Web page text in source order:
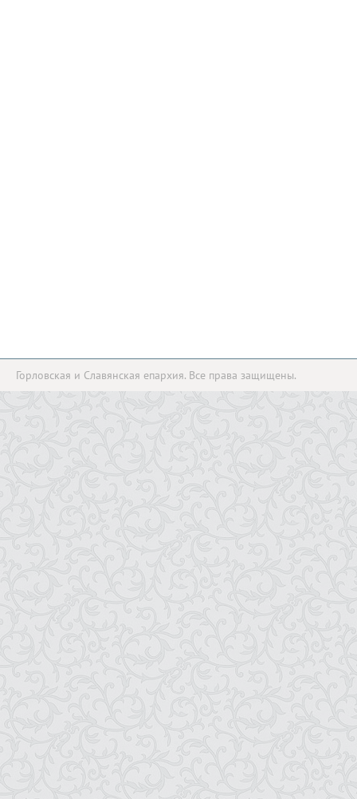
Горловская и Славянская епархия. Все права защищены.